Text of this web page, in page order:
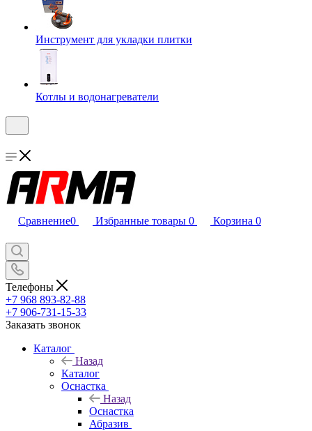
Инструмент для укладки плитки
Котлы и водонагреватели
Сравнение0 Избранные товары 0 Корзина 0
Телефоны
+7 968 893-82-88
+7 906-731-15-33
Заказать звонок
Каталог
Назад
Каталог
Оснастка
Назад
Оснастка
Абразив